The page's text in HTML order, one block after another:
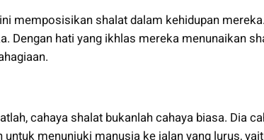
memposisikan shalat dalam kehidupan
Dengan hati yang ikhlas mereka menunaikan
cahaya shalat bukanlah cahaya biasa. Dia
menunjuki manusia ke jalan yang lurus,